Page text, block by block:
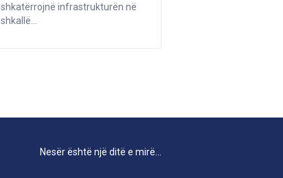
shkatërrojnë infrastrukturën në
shkallë...
Nesër është një ditë e mirë...